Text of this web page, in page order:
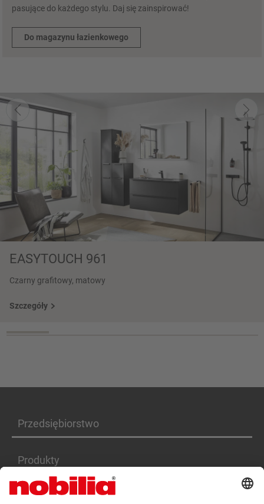
pasujące do każdego stylu. Daj się zainspirować!
Do magazynu łazienkowego
EASYTOUCH 961
Czarny grafitowy, matowy
Szczegóły
Przedsiębiorstwo
Produkty
Serwis